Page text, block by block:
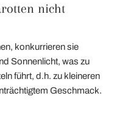
nicht
konkurrieren sie
Sonnenlicht, was zu
führt, d.h. zu kleineren
Geschmack.